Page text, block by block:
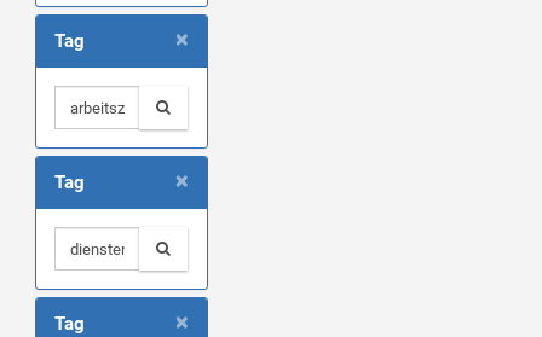
×
Tag
×
Tag
×
Tag